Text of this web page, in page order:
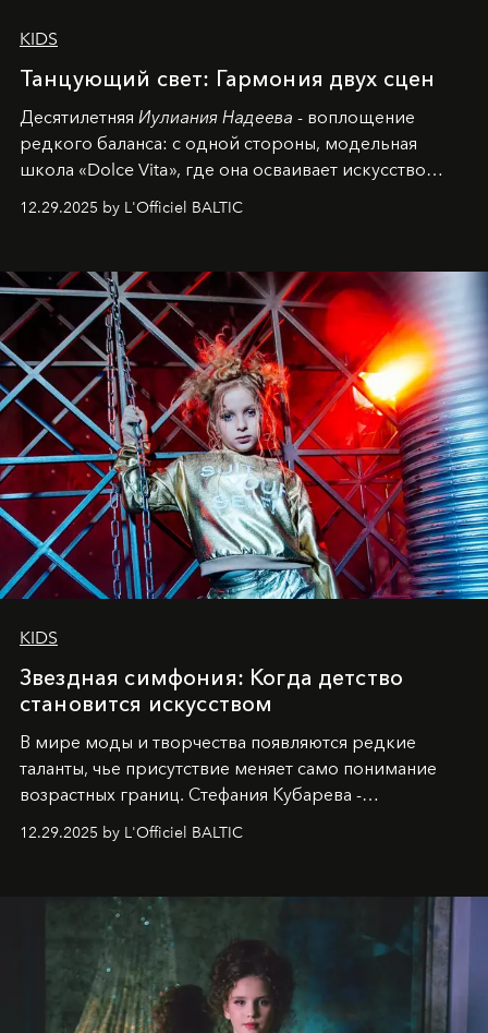
KIDS
Танцующий свет: Гармония двух сцен
Десятилетняя Иулиания Надеева - воплощение
редкого баланса: с одной стороны, модельная
школа «Dolce Vita», где она осваивает искусство
позы и образа, с другой - подготовительная
балетная студия при хореографическом училище,
танцевального пути за плечами.
12.29.2025 by L'Officiel BALTIC
KIDS
Звездная симфония: Когда детство
становится искусством
В мире моды и творчества появляются редкие
таланты, чье присутствие меняет само понимание
возрастных границ. Стефания Кубарева -
десятилетняя обладательница невероятной
харизмы, чье имя уже украшает обложки
2025
и LUXIA June 2025, представляет собой
уникальное явление современной культуры.
12.29.2025 by L'Officiel BALTIC